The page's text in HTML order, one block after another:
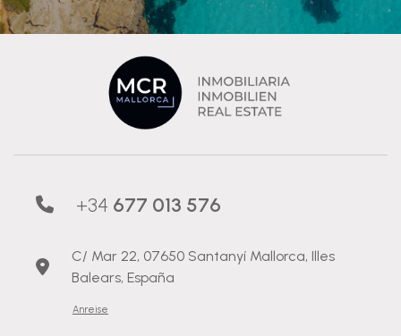
+34 677 013 576
C/ Mar 22, 07650 Santanyí Mallorca, Illes
Balears, España
Anreise